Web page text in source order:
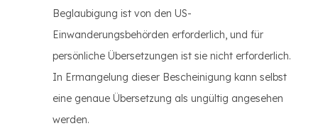
Beglaubigung ist von den US-
Einwanderungsbehörden erforderlich, und für
persönliche Übersetzungen ist sie nicht erforderlich.
In Ermangelung dieser Bescheinigung kann selbst
eine genaue Übersetzung als ungültig angesehen
werden.